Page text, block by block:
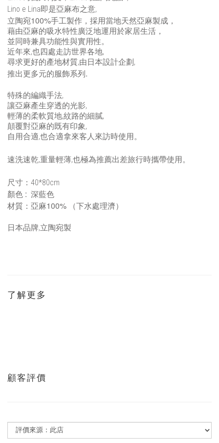
Lino e Lina即是亞麻布之意,
立陶宛100%手工製作，採用當地天然亞麻製成，
藉由亞麻的吸水特性廣泛地運用於家居生活，
並同時兼具功能性與實用性。
近年來,也四處走訪世界各地,
尋求更好的產地材質,由日本設計企劃,
推出更多元的服飾系列.
特殊的編織手法,
讓亞麻產生穿透的光影,
輕薄的柔軟質地,紋路的細膩,
顛覆對亞麻的既有印象,
自用合適,也合適拿來客人來訪時使用。
速洗速乾,重量輕薄,也極為推薦出差旅行時攜帶使用。
尺寸： 40*80cm
顏色 : 深藍色
材質：亞麻100% （下水處理濟）
日本品牌,立陶宛製
了解更多
顧客評價